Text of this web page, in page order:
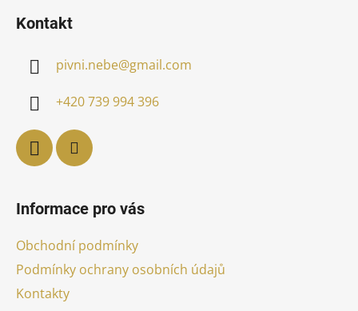
Kontakt
pivni.nebe@gmail.com
+420 739 994 396
Informace pro vás
Obchodní podmínky
Podmínky ochrany osobních údajů
Kontakty